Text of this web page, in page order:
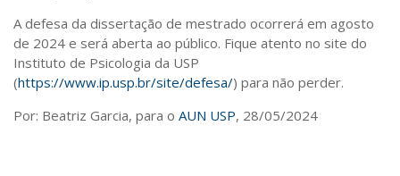
A defesa da dissertação de mestrado ocorrerá em agosto
de 2024 e será aberta ao público. Fique atento no site do
Instituto de Psicologia da USP
(https://www.ip.usp.br/site/defesa/) para não perder.
Por: Beatriz Garcia, para o AUN USP, 28/05/2024